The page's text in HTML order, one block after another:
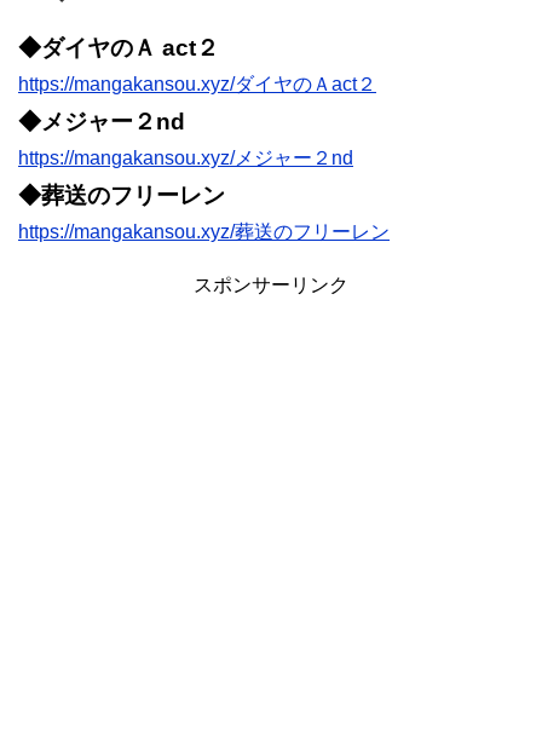
◆ダイヤのＡ act２
https://mangakansou.xyz/ダイヤのＡact２
◆メジャー２nd
https://mangakansou.xyz/メジャー２nd
◆葬送のフリーレン
https://mangakansou.xyz/葬送のフリーレン
スポンサーリンク